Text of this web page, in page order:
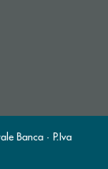
Banca · P.Iva